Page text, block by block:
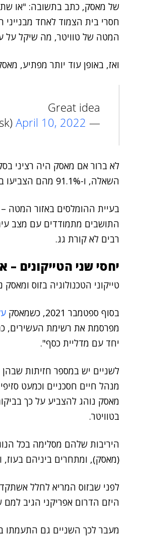
של מאסק, כתב בתשובה: "או
חסרי בית הצמוד לאחד מבנייני
המטה של טוויטר, מה שיקל על
ואז, באופן עוד יותר מפתיע,
Great idea
— Elon Musk (@elonmusk)
April 10, 2022
השאלה, ו-91.1% מהם הצביעו בעד הרעיון.
התושבים מתמודדים עם מצב
רבים לא קורת גג.
יחסי שני הטייקונים –
טייקוני הטכנולוגיה בזוס ומאסק
בסוף ספטמבר 2021, כשמאסק
יחד עם מדליית כסף".
לשניים יש במספר חזיתות
מנהל חיים חסכניים וכמעט
מאסק נוהג להצביע על כך
בטוויטר.
היריבות שלהם מסלימה בכל
(מאסק), ומתחרים ביניהם בעוז,
לפני שבזוס המריא לחלל
היזם הדרום אפריקני הגיב למם
מעבר לכך השניים גם התעמתו